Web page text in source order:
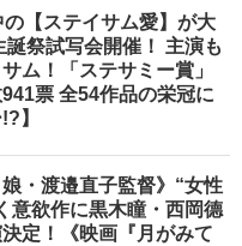
の【ステイサム愛】が大
誕祭試写会開催！ 主演も
ム！「ステサミー賞」
票 全54作品の栄冠に
】
娘・渡邉直子監督》“女性
意欲作に黒木瞳・西岡德
定！《映画『月がみて